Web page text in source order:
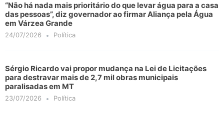
“Não há nada mais prioritário do que levar água para a casa
das pessoas”, diz governador ao firmar Aliança pela Água
em Várzea Grande
24/07/2026 Política
Sérgio Ricardo vai propor mudança na Lei de Licitações
para destravar mais de 2,7 mil obras municipais
paralisadas em MT
23/07/2026 Política